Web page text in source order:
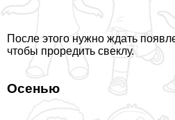
После этого нужно ждать
чтобы проредить свеклу.
Осенью